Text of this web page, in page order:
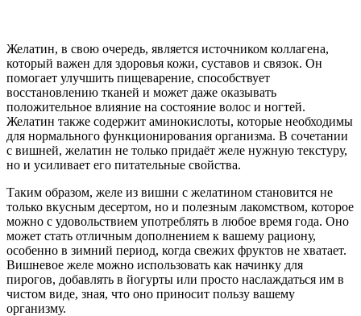
Желатин, в свою очередь, является источником коллагена,
который важен для здоровья кожи, суставов и связок. Он
помогает улучшить пищеварение, способствует
восстановлению тканей и может даже оказывать
положительное влияние на состояние волос и ногтей.
Желатин также содержит аминокислоты, которые необходимы
для нормального функционирования организма. В сочетании
с вишней, желатин не только придаёт желе нужную текстуру,
но и усиливает его питательные свойства.
Таким образом, желе из вишни с желатином становится не
только вкусным десертом, но и полезным лакомством, которое
можно с удовольствием употреблять в любое время года. Оно
может стать отличным дополнением к вашему рациону,
особенно в зимний период, когда свежих фруктов не хватает.
Вишневое желе можно использовать как начинку для
пирогов, добавлять в йогурты или просто наслаждаться им в
чистом виде, зная, что оно приносит пользу вашему
организму.